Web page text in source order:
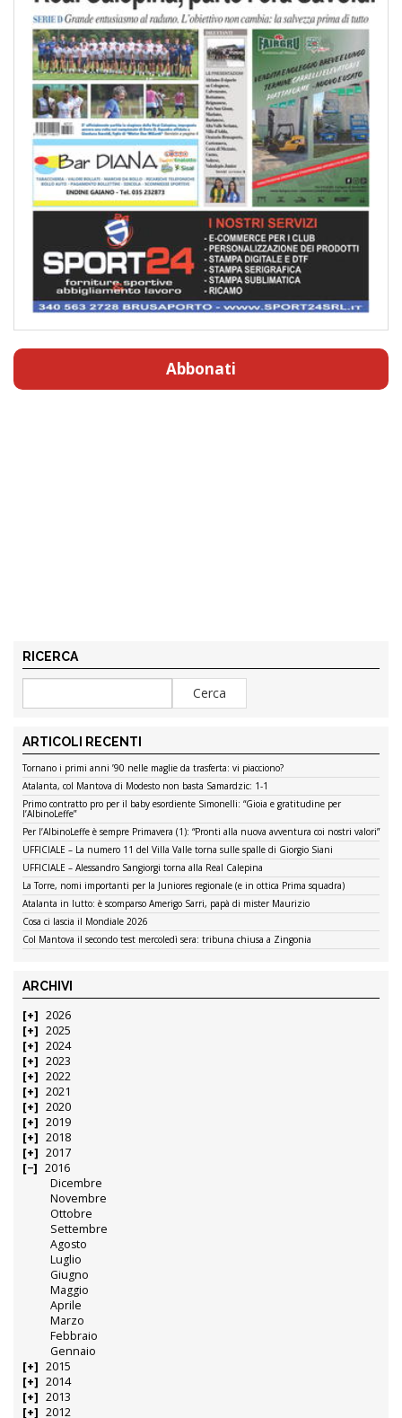
Abbonati
RICERCA
ARTICOLI RECENTI
Tornano i primi anni ’90 nelle maglie da trasferta: vi piacciono?
Atalanta, col Mantova di Modesto non basta Samardzic: 1-1
Primo contratto pro per il baby esordiente Simonelli: “Gioia e gratitudine per
l’AlbinoLeffe”
Per l’AlbinoLeffe è sempre Primavera (1): “Pronti alla nuova avventura coi nostri valori”
UFFICIALE – La numero 11 del Villa Valle torna sulle spalle di Giorgio Siani
UFFICIALE – Alessandro Sangiorgi torna alla Real Calepina
La Torre, nomi importanti per la Juniores regionale (e in ottica Prima squadra)
Atalanta in lutto: è scomparso Amerigo Sarri, papà di mister Maurizio
Cosa ci lascia il Mondiale 2026
Col Mantova il secondo test mercoledì sera: tribuna chiusa a Zingonia
ARCHIVI
2026
2025
2024
2023
2022
2021
2020
2019
2018
2017
2016
Dicembre
Novembre
Ottobre
Settembre
Agosto
Luglio
Giugno
Maggio
Aprile
Marzo
Febbraio
Gennaio
2015
2014
2013
2012